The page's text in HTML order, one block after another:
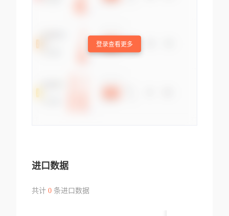
登录查看更多
进口数据
共计 0条进口数据